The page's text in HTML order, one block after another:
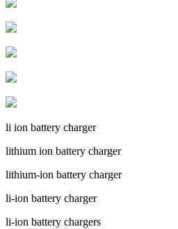
li ion battery charger
lithium ion battery charger
lithium-ion battery charger
li-ion battery charger
li-ion battery chargers